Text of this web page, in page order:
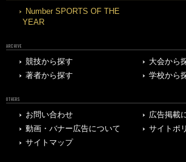
Number SPORTS OF THE
YEAR
ARCHIVE
競技から探す
大会から
著者から探す
学校から
OTHERS
お問い合わせ
広告掲載
動画・バナー広告について
サイトポ
サイトマップ